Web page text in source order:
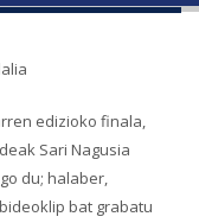
edizioko finala,
Sari Nagusia
du; halaber,
bat grabatu